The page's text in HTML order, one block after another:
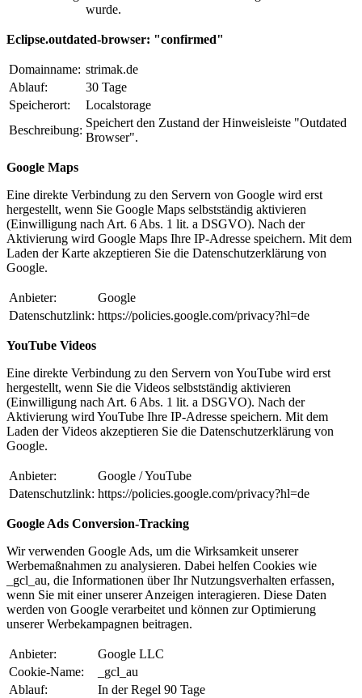
wurde.
Eclipse.outdated-browser: "confirmed"
Domainname: strimak.de
Ablauf:
30 Tage
Speicherort:
Localstorage
Beschreibung:
Speichert den Zustand der Hinweisleiste "Outdated
Browser".
Google Maps
Eine direkte Verbindung zu den Servern von Google wird erst
hergestellt, wenn Sie Google Maps selbstständig aktivieren
(Einwilligung nach Art. 6 Abs. 1 lit. a DSGVO). Nach der
Aktivierung wird Google Maps Ihre IP-Adresse speichern. Mit dem
Laden der Karte akzeptieren Sie die Datenschutzerklärung von
Google.
Anbieter:
Google
Datenschutzlink: https://policies.google.com/privacy?hl=de
YouTube Videos
Eine direkte Verbindung zu den Servern von YouTube wird erst
hergestellt, wenn Sie die Videos selbstständig aktivieren
(Einwilligung nach Art. 6 Abs. 1 lit. a DSGVO). Nach der
Aktivierung wird YouTube Ihre IP-Adresse speichern. Mit dem
Laden der Videos akzeptieren Sie die Datenschutzerklärung von
Google.
Anbieter:
Google / YouTube
Datenschutzlink: https://policies.google.com/privacy?hl=de
Google Ads Conversion-Tracking
Wir verwenden Google Ads, um die Wirksamkeit unserer
Werbemaßnahmen zu analysieren. Dabei helfen Cookies wie
_gcl_au, die Informationen über Ihr Nutzungsverhalten erfassen,
wenn Sie mit einer unserer Anzeigen interagieren. Diese Daten
werden von Google verarbeitet und können zur Optimierung
unserer Werbekampagnen beitragen.
Anbieter:
Google LLC
Cookie-Name:
_gcl_au
Ablauf:
In der Regel 90 Tage